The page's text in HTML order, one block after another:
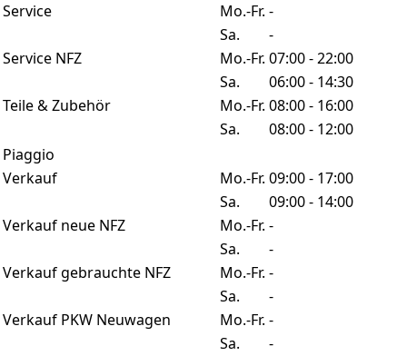
Service
Mo.-Fr. -
Sa.
-
Service NFZ
Mo.-Fr. 07:00 - 22:00
Sa.
06:00 - 14:30
Teile & Zubehör
Mo.-Fr. 08:00 - 16:00
Sa.
08:00 - 12:00
Piaggio
Verkauf
Mo.-Fr. 09:00 - 17:00
Sa.
09:00 - 14:00
Verkauf neue NFZ
Mo.-Fr. -
Sa.
-
Verkauf gebrauchte NFZ
Mo.-Fr. -
Sa.
-
Verkauf PKW Neuwagen
Mo.-Fr. -
Sa.
-